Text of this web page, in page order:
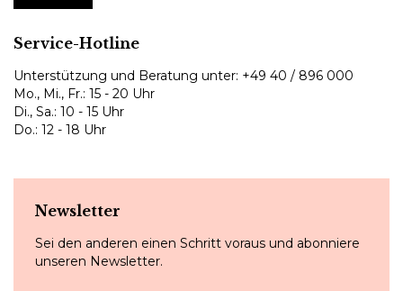
Service-Hotline
Unterstützung und Beratung unter: +49 40 / 896 000
Mo., Mi., Fr.: 15 - 20 Uhr
Di., Sa.: 10 - 15 Uhr
Do.: 12 - 18 Uhr
Newsletter
Sei den anderen einen Schritt voraus und abonniere
unseren Newsletter.